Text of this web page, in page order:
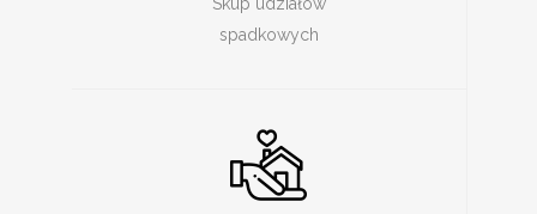
spadkowych